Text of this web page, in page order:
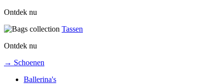
Ontdek nu
Tassen
Ontdek nu
→ Schoenen
Ballerina's